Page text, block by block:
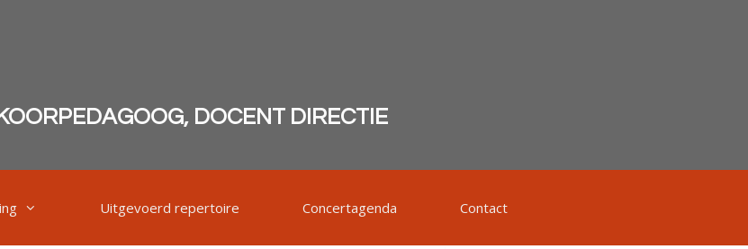
DOCENT DIRECTIE
Uitgevoerd repertoire Concertagenda Contact